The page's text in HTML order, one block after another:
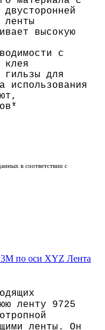
двусторонней
ленты
высокую
с
клея
гильзы для
использования
в соответствии с
ленту 9725
ленты. Он